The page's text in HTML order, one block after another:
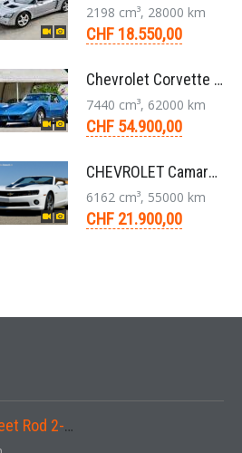
2198 cm³, 28000 km
CHF 18.550,00
Chevrolet Corvette Stingray Targa C3 454-V8 4-Gang 1974
7440 cm³, 62000 km
CHF 54.900,00
CHEVROLET Camaro 2SS RS 6,2L V8 Cabriolet Aut. 2011
6162 cm³, 55000 km
CHF 21.900,00
Ford Street Rod 2-Door V8 Aut. 1937